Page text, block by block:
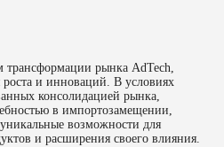
трансформации рынка AdTech,
и инноваций. В условиях
консолидацией рынка,
в импортозамещении,
возможности для
и расширения своего влияния.